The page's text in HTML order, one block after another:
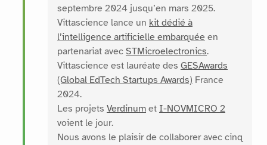
septembre 2024 jusqu’en mars 2025.
Vittascience lance un kit dédié à
l’intelligence artificielle embarquée en
partenariat avec STMicroelectronics.
Vittascience est lauréate des GESAwards
(Global EdTech Startups Awards) France
2024.
Les projets Verdinum et I-NOVMICRO 2
voient le jour.
Nous avons le plaisir de collaborer avec cinq